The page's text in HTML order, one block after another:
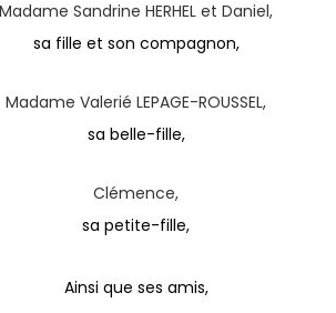
Madame Sandrine HERHEL et Daniel,
sa fille et son compagnon,
Madame Valerié LEPAGE-ROUSSEL,
sa belle-fille,
Clémence,
sa petite-fille,
Ainsi que ses amis,